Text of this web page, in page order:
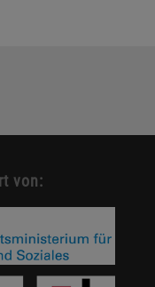
von: